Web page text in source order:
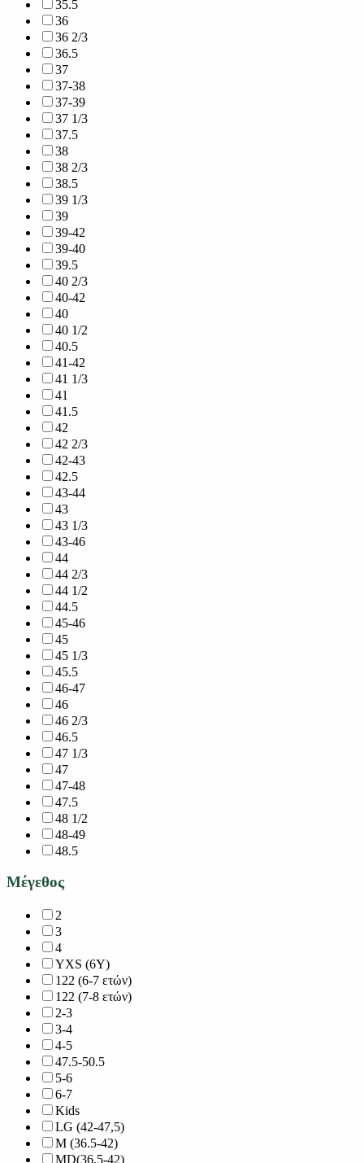
35.5
36
36 2/3
36.5
37
37-38
37-39
37 1/3
37.5
38
38 2/3
38.5
39 1/3
39
39-42
39-40
39.5
40 2/3
40-42
40
40 1/2
40.5
41-42
41 1/3
41
41.5
42
42 2/3
42-43
42.5
43-44
43
43 1/3
43-46
44
44 2/3
44 1/2
44.5
45-46
45
45 1/3
45.5
46-47
46
46 2/3
46.5
47 1/3
47
47-48
47.5
48 1/2
48-49
48.5
Μέγεθος
2
3
4
YXS (6Y)
122 (6-7 ετών)
122 (7-8 ετών)
2-3
3-4
4-5
47.5-50.5
5-6
6-7
Kids
LG (42-47,5)
M (36.5-42)
MD(36,5-42)